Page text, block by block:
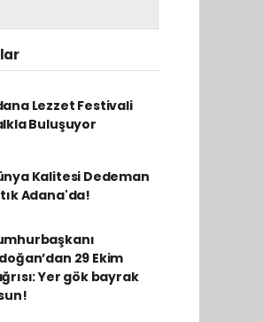
Lezzet Festivali
Buluşuyor
Kalitesi Dedeman
Adana'da!
29 Ekim
Yer gök bayrak